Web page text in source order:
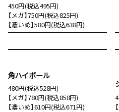
450円(税込495円)
【メガ】750円(税込825円)
【濃いめ】580円(税込638円)
角ハイボール
480円(税込528円)
【メガ】780円(税込858円)
【濃いめ】610円(税込671円)